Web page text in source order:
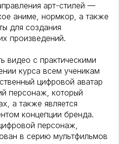
арт-стилей —
аниме, нормкор, а также
для создания
произведений.
видео с практическими
курса всем ученикам
цифровой аватар
персонаж, который
а также является
концепции бренда.
персонаж,
в серию мультфильмов